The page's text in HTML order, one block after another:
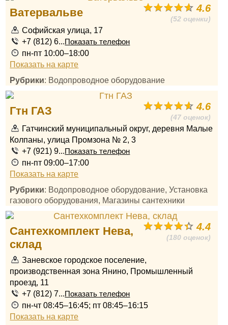
4.6
(52 оценки)
Ватервальве
Софийская улица, 17
+7 (812) 6...Показать телефон
пн-пт 10:00–18:00
Показать на карте
Рубрики: Водопроводное оборудование
4.6
(47 оценок)
Гтн ГАЗ
Гатчинский муниципальный округ, деревня Малые
Колпаны, улица Промзона № 2, 3
+7 (921) 9...Показать телефон
пн-пт 09:00–17:00
Показать на карте
Рубрики: Водопроводное оборудование, Установка
газового оборудования, Магазины сантехники
4.4
(180 оценок)
Сантехкомплект Нева,
склад
Заневское городское поселение,
производственная зона Янино, Промышленный
проезд, 11
+7 (812) 7...Показать телефон
пн-чт 08:45–16:45; пт 08:45–16:15
Показать на карте